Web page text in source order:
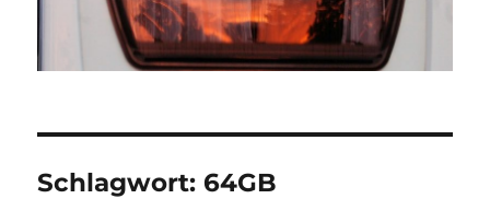
Schlagwort: 64GB